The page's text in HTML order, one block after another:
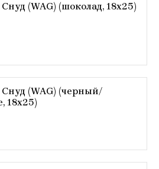
(WAG) (шоколад, 18х25)
Снуд (WAG) (черный/
18х25)